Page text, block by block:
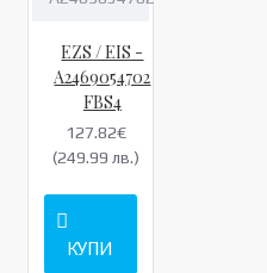
EZS / EIS -
A2469054702
FBS4
127.82€
(249.99 лв.)
КУПИ